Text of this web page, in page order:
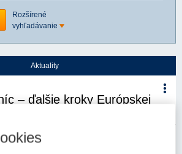
Rozšírené
vyhľadávanie
Aktuality
– ďalšie kroky Európskej
Aktuality